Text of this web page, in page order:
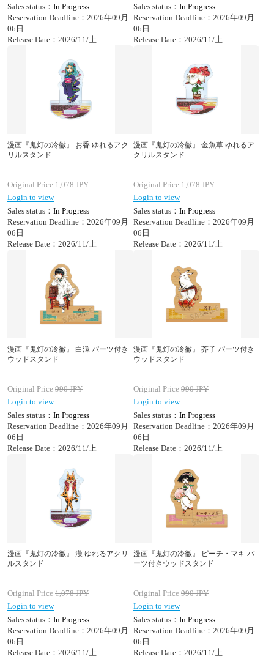
Sales status： In Progress
Reservation Deadline：2026年09月
06日
Release Date：2026/11/上
Sales status： In Progress
Reservation Deadline：2026年09月
06日
Release Date：2026/11/上
漫画『鬼灯の冷徹』 お香 ゆれるアク
リルスタンド
Original Price 1,078JPY
Login to view
Sales status： In Progress
Reservation Deadline：2026年09月
06日
Release Date：2026/11/上
漫画『鬼灯の冷徹』 金魚草 ゆれるア
クリルスタンド
Original Price 1,078JPY
Login to view
Sales status： In Progress
Reservation Deadline：2026年09月
06日
Release Date：2026/11/上
漫画『鬼灯の冷徹』 白澤 パーツ付き
ウッドスタンド
Original Price 990JPY
Login to view
Sales status： In Progress
Reservation Deadline：2026年09月
06日
Release Date：2026/11/上
漫画『鬼灯の冷徹』 芥子 パーツ付き
ウッドスタンド
Original Price 990JPY
Login to view
Sales status： In Progress
Reservation Deadline：2026年09月
06日
Release Date：2026/11/上
漫画『鬼灯の冷徹』 漢 ゆれるアクリ
ルスタンド
Original Price 1,078JPY
Login to view
Sales status： In Progress
Reservation Deadline：2026年09月
06日
Release Date：2026/11/上
漫画『鬼灯の冷徹』 ピーチ・マキ パ
ーツ付きウッドスタンド
Original Price 990JPY
Login to view
Sales status： In Progress
Reservation Deadline：2026年09月
06日
Release Date：2026/11/上